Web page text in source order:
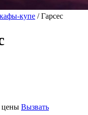
купе / Гарсес
цены Вызвать